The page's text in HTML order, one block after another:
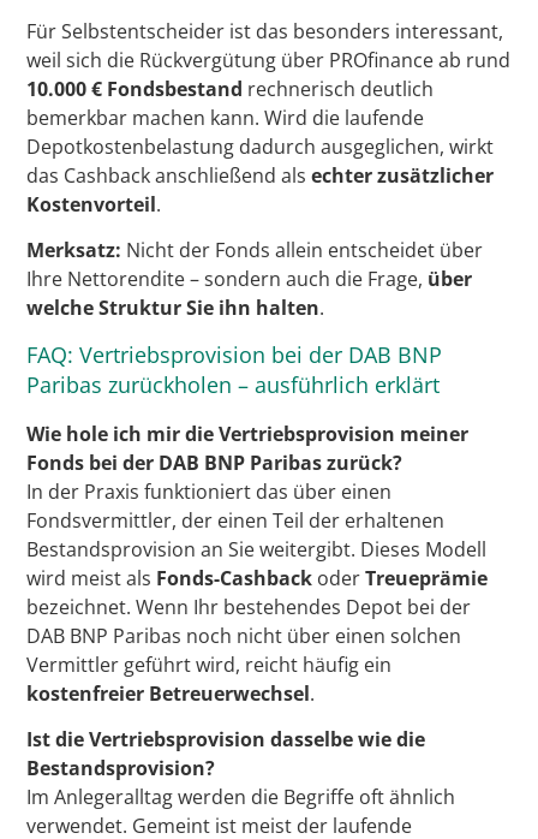
Für Selbstentscheider ist das besonders interessant,
weil sich die Rückvergütung über PROfinance ab rund
10.000 € Fondsbestand rechnerisch deutlich
bemerkbar machen kann. Wird die laufende
Depotkostenbelastung dadurch ausgeglichen, wirkt
das Cashback anschließend alsechter zusätzlicher
Kostenvorteil.
Merksatz: Nicht der Fonds allein entscheidet über
Ihre Nettorendite – sondern auch die Frage, über
welche Struktur Sie ihn halten.
FAQ: Vertriebsprovision bei der DAB BNP
Paribas zurückholen – ausführlich erklärt
Wie hole ich mir die Vertriebsprovision meiner
Fonds bei der DAB BNP Paribas zurück?
In der Praxis funktioniert das über einen
Fondsvermittler, der einen Teil der erhaltenen
Bestandsprovision an Sie weitergibt. Dieses Modell
wird meist als Fonds-Cashback oderTreueprämie
bezeichnet. Wenn Ihr bestehendes Depot bei der
DAB BNP Paribas noch nicht über einen solchen
Vermittler geführt wird, reicht häufig ein
kostenfreier Betreuerwechsel.
Ist die Vertriebsprovision dasselbe wie die
Bestandsprovision?
Im Anlegeralltag werden die Begriffe oft ähnlich
verwendet. Gemeint ist meist der laufende